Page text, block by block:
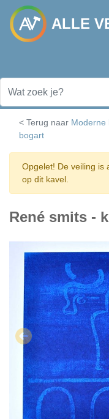
ALLE
< Terug naar Moderne
bogart
Opgelet! De veiling is
op dit kavel.
René smits -